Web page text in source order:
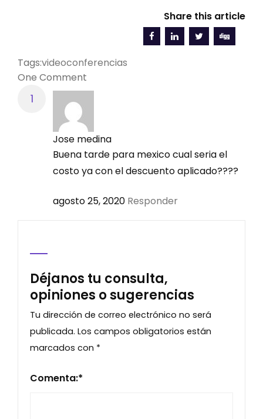
Share this article
Tags:videoconferencias
One Comment
Jose medina
Buena tarde para mexico cual seria el
costo ya con el descuento aplicado????
agosto 25, 2020 Responder
Déjanos tu consulta,
opiniones o sugerencias
Tu dirección de correo electrónico no será
publicada. Los campos obligatorios están
marcados con *
Comenta:*